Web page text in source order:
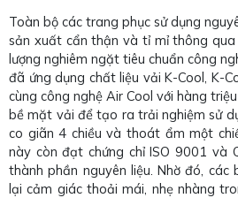
Toàn bộ các trang phục sử dụng
sản xuất cẩn thận và tỉ mỉ thông
lượng nghiêm ngặt tiêu chuẩn công
đã ứng dụng chất liệu vải K-Cool, K-
cùng công nghệ Air Cool với hàng
bề mặt vải để tạo ra trải nghiệm sử
co giãn 4 chiều và thoát ẩm một
này còn đạt chứng chỉ ISO 9001 và
thành phần nguyên liệu. Nhờ đó, các
lại cảm giác thoải mái, nhẹ nhàng